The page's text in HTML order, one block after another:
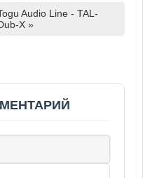
Audio Line - TAL-
X »